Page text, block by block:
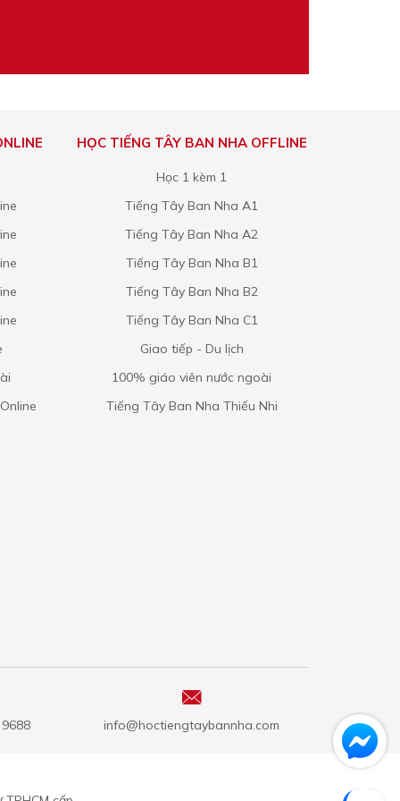
HỌC TIẾNG TÂY BAN NHA OFFLINE
Học 1 kèm 1
Tiếng Tây Ban Nha A1
Tiếng Tây Ban Nha A2
Tiếng Tây Ban Nha B1
Tiếng Tây Ban Nha B2
Tiếng Tây Ban Nha C1
Giao tiếp - Du lịch
100% giáo viên nước ngoài
Tiếng Tây Ban Nha Thiếu Nhi
info@hoctiengtaybannha.com